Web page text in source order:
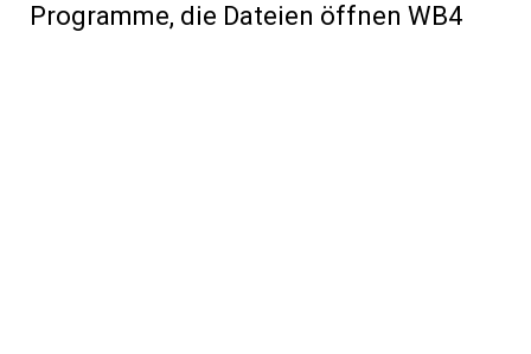
Programme, die Dateien öffnen WB4